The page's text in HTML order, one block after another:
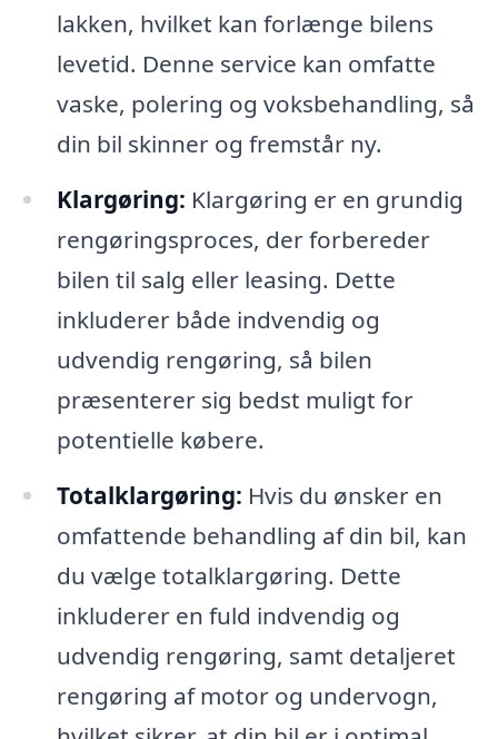
lakken, hvilket kan forlænge bilens
levetid. Denne service kan omfatte
vaske, polering og voksbehandling, så
din bil skinner og fremstår ny.
Klargøring: Klargøring er en grundig
rengøringsproces, der forbereder
bilen til salg eller leasing. Dette
inkluderer både indvendig og
udvendig rengøring, så bilen
præsenterer sig bedst muligt for
potentielle købere.
Totalklargøring: Hvis du ønsker en
omfattende behandling af din bil, kan
du vælge totalklargøring. Dette
inkluderer en fuld indvendig og
udvendig rengøring, samt detaljeret
rengøring af motor og undervogn,